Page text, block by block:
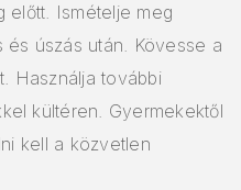
előtt. Ismételje meg
és úszás után. Kövesse a
Használja további
kültéren. Gyermekektől
kell a közvetlen